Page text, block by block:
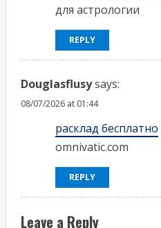
для астрологии
REPLY
Douglasflusysays:
08/07/2026 at 01:44
расклад бесплатно
omnivatic.com
REPLY
Leave a Reply